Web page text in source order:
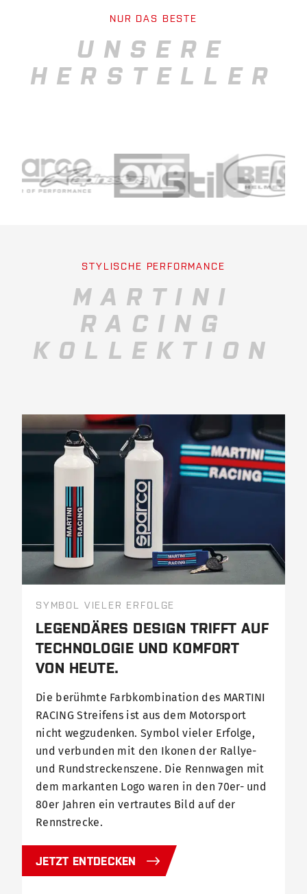
NUR DAS BESTE
UNSERE
HERSTELLER
STYLISCHE PERFORMANCE
MARTINI
RACING
KOLLEKTION
SYMBOL VIELER ERFOLGE
LEGENDÄRES DESIGN TRIFFT AUF
TECHNOLOGIE UND KOMFORT
VON HEUTE.
Die berühmte Farbkombination des MARTINI
RACING Streifens ist aus dem Motorsport
nicht wegzudenken. Symbol vieler Erfolge,
und verbunden mit den Ikonen der Rallye-
und Rundstreckenszene. Die Rennwagen mit
dem markanten Logo waren in den 70er- und
80er Jahren ein vertrautes Bild auf der
Rennstrecke.
JETZT ENTDECKEN